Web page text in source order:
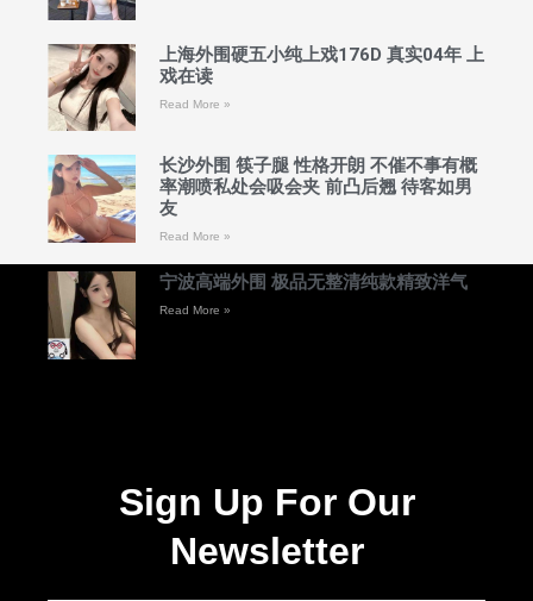
上海外围硬五小纯上戏176D 真实04年 上
戏在读
Read More »
长沙外围 筷子腿 性格开朗 不催不事有概
率潮喷私处会吸会夹 前凸后翘 待客如男
友
Read More »
宁波高端外围 极品无整清纯款精致洋气
Read More »
Sign Up For Our
Newsletter